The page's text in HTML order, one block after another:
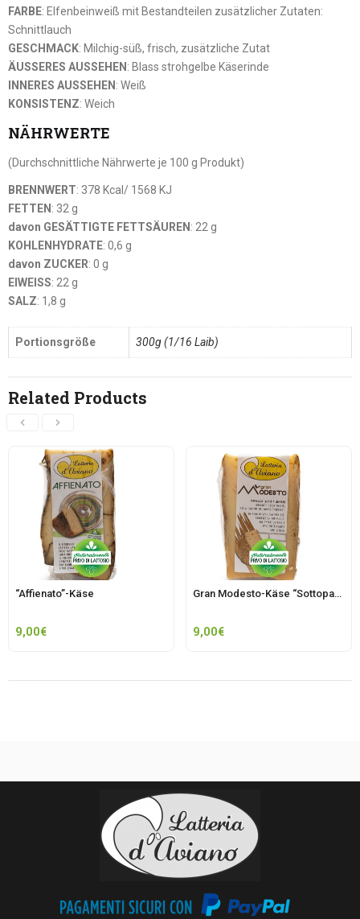
FARBE: Elfenbeinweiß mit Bestandteilen zusätzlicher Zutaten:
Schnittlauch
GESCHMACK: Milchig-süß, frisch, zusätzliche Zutat
ÄUSSERES AUSSEHEN : Blass strohgelbe Käserinde
INNERES AUSSEHEN : Weiß
KONSISTENZ: Weich
NÄHRWERTE
(Durchschnittliche Nährwerte je 100 g Produkt)
BRENNWERT: 378 Kcal/ 1568 KJ
FETTEN : 32 g
davon GESÄTTIGTE FETTSÄUREN : 22 g
KOHLENHYDRATE: 0,6 g
davon ZUCKER: 0 g
EIWEISS: 22 g
SALZ: 1,8 g
Portionsgröße 300g (1/16 Laib)
Related Products
“Affienato”-Käse
9,00€
Gran Modesto-Käse “Sottopaglia“
9,00€